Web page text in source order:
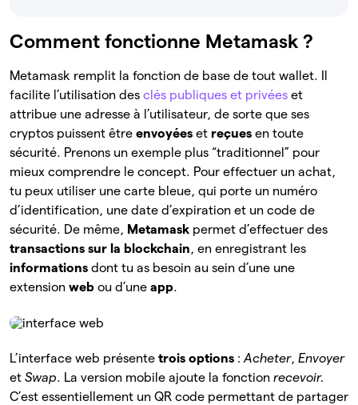
Comment fonctionne Metamask ?
Metamask remplit la fonction de base de tout wallet. Il
facilite l’utilisation des clés publiques et privées et
attribue une adresse à l’utilisateur, de sorte que ses
cryptos puissent être envoyées et reçues en toute
sécurité. Prenons un exemple plus “traditionnel” pour
mieux comprendre le concept. Pour effectuer un achat,
tu peux utiliser une carte bleue, qui porte un numéro
d’identification, une date d’expiration et un code de
sécurité. De même, Metamask permet d’effectuer des
transactions sur la blockchain, en enregistrant les
informations dont tu as besoin au sein d’une une
extension web ou d’une app.
L’interface web présente trois options :Acheter, Envoyer
et Swap. La version mobile ajoute la fonction recevoir.
C’est essentiellement un QR code permettant de partager